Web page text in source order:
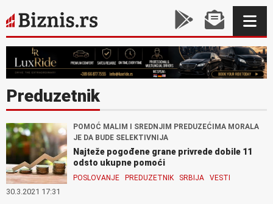
Preduzetnik
POMOĆ MALIM I SREDNJIM PREDUZEĆIMA MORALA
JE DA BUDE SELEKTIVNIJA
Najteže pogođene grane privrede dobile 11
odsto ukupne pomoći
POSLOVANJE PREDUZETNIK SRBIJA VESTI
30.3.2021 17:31